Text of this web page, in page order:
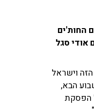
החות'ים
עם אודי סגל
וישראל
הבא,
הפסקת